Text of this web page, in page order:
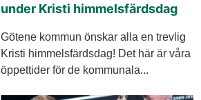
under Kristi himmelsfärdsdag
Götene kommun önskar alla en trevlig
Kristi himmelsfärdsdag! Det här är våra
öppettider för de kommunala...